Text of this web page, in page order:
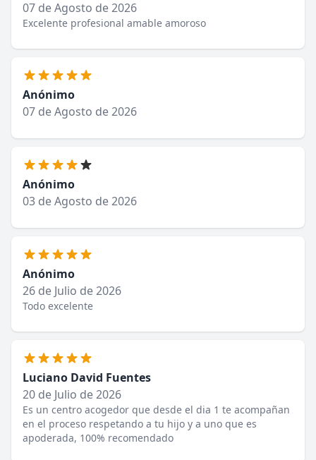
07 de Agosto de 2026
Excelente profesional amable amoroso
Anónimo
07 de Agosto de 2026
Anónimo
03 de Agosto de 2026
Anónimo
26 de Julio de 2026
Todo excelente
Luciano David Fuentes
20 de Julio de 2026
Es un centro acogedor que desde el dia 1 te acompañan
en el proceso respetando a tu hijo y a uno que es
apoderada, 100% recomendado